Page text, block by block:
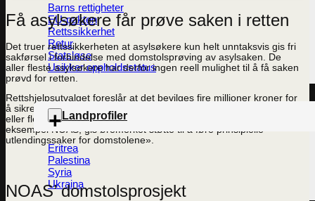
Barns rettigheter
EU-pakten
Rettssikkerhet
Retur
Statsløse
Usikker oppholdsstatus
Landprofiler
Eritrea
Palestina
Syria
Ukraina
Få asylsøkere får prøve saken i retten
Det truer rettssikkerheten at asylsøkere kun helt unntaksvis gis fri
sakførsel i forbindelse med domstolsprøving av asylsaken. De
aller fleste asylsøkere har derfor ingen reell mulighet til å få saken
prøvd for retten.
Rettshjelpsutvalget foreslår at det bevilges fire millioner kroner for
å sikre at det føres flere prinsipielle saker for retten , og at «én
eller flere organisasjoner som jobber på utlendingsfeltet, for
eksempel NOAS, gis øremerket støtte til å føre prinsipielle
utlendingssaker for domstolene».
NOAS’ domstolsprosjekt